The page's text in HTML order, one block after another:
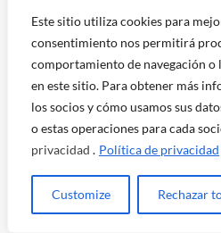
Este sitio utiliza cookies para
consentimiento nos permitirá
comportamiento de navegación o
en este sitio. Para obtener más
los socios y cómo usamos sus
o estas operaciones para cada
privacidad . Política de privacidad
Customize Rechazar
Reformas al IUSI y sus
Acuerdos de comercio digital,
La nueva arquitectura del control
Terremoto monetario en Japón
«Irán se ha encargado de bajar a
torno al poder militar de EEUU»